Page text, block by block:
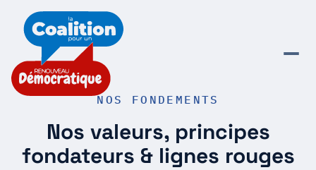
NOS FONDEMENTS
Nos valeurs, principes
fondateurs & lignes rouges